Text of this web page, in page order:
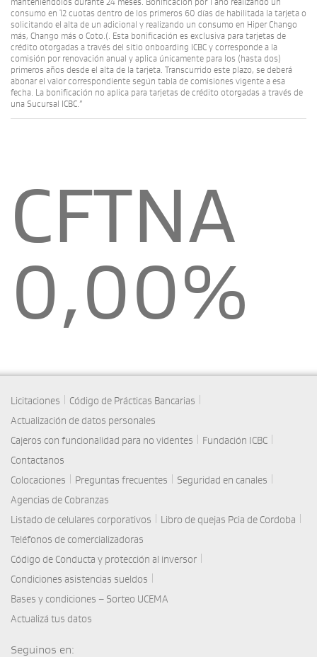
manteniéndolos durante 24 meses. Bonificación por 1 año realizando un
consumo en 12 cuotas dentro de los primeros 60 días de habilitada la tarjeta o
solicitando el alta de un adicional y realizando un consumo en Hiper Chango
más, Chango más o Coto.(. Esta bonificación es exclusiva para tarjetas de
crédito otorgadas a través del sitio onboarding ICBC y corresponde a la
comisión por renovación anual y aplica únicamente para los (hasta dos)
primeros años desde el alta de la tarjeta. Transcurrido este plazo, se deberá
abonar el valor correspondiente según tabla de comisiones vigente a esa
fecha. La bonificación no aplica para tarjetas de crédito otorgadas a través de
una Sucursal ICBC.”
CFTNA
0,00%
Licitaciones Código de Prácticas Bancarias
Actualización de datos personales
Cajeros con funcionalidad para no videntes
Fundación ICBC
Contactanos
Colocaciones
Preguntas frecuentes Seguridad en canales
Agencias de Cobranzas
Listado de celulares corporativos
Libro de quejas Pcia de Cordoba
Teléfonos de comercializadoras
Código de Conducta y protección al inversor
Condiciones asistencias sueldos
Bases y condiciones – Sorteo UCEMA
Actualizá tus datos
Seguinos en: